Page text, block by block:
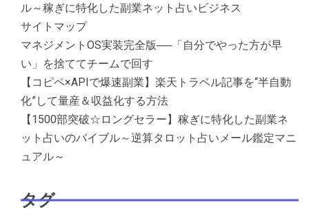
ル～稼ぎに特化した副業ネット占いビジネス
サイトマップ
マネジメントOS実装完全版──「自分でやった方が早
い」を捨ててチームで回す
【コピペ×APIで爆速副業】楽天トラベル記事を“半自動
化”して量産＆収益化する方法
【1500部突破☆ロングセラー】稼ぎに特化した副業ネ
ット占いのバイブル～逆算タロット占いメール鑑定マニ
ュアル～
タグ